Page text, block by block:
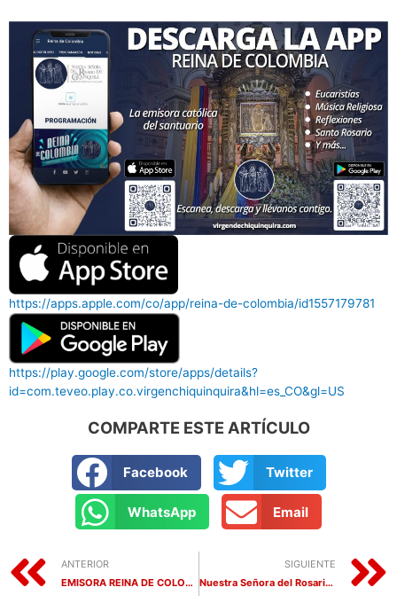
https://apps.apple.com/co/app/reina-de-colombia/id1557179781
https://play.google.com/store/apps/details?
id=com.teveo.play.co.virgenchiquinquira&hl=es_CO&gl=US
COMPARTE ESTE ARTÍCULO
Facebook Twitter
WhatsApp Email
ANTERIOR
EMISORA REINA DE COLOMBIA LANZA NUEVA PARRILLA DE PROGRAMACIÓN
SIGUIENTE
Nuestra Señora del Rosario de Chiquinquirá Presente inauguración del Festival Internacional de la Cultura (FIC) Tunja 2024 con una vibrante participacón de la delegación de Chiquinquirá.